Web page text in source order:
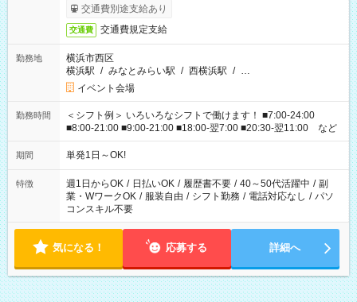
交通費別途支給あり
交通費 交通費規定支給
勤務地
横浜市西区
横浜駅 / みなとみらい駅 / 西横浜駅 / …
イベント会場
勤務時間
＜シフト例＞ いろいろなシフトで働けます！ ■7:00-24:00
■8:00-21:00 ■9:00-21:00 ■18:00-翌7:00 ■20:30-翌11:00 など
期間 単発1日～OK!
特徴 週1日からOK / 日払いOK / 履歴書不要 / 40～50代活躍中 / 副
業・WワークOK / 服装自由 / シフト勤務 / 電話対応なし / パソ
コンスキル不要
気になる！ 応募する 詳細へ